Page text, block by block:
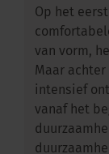
Op het
van vorm,
Maar
intensief
vanaf het